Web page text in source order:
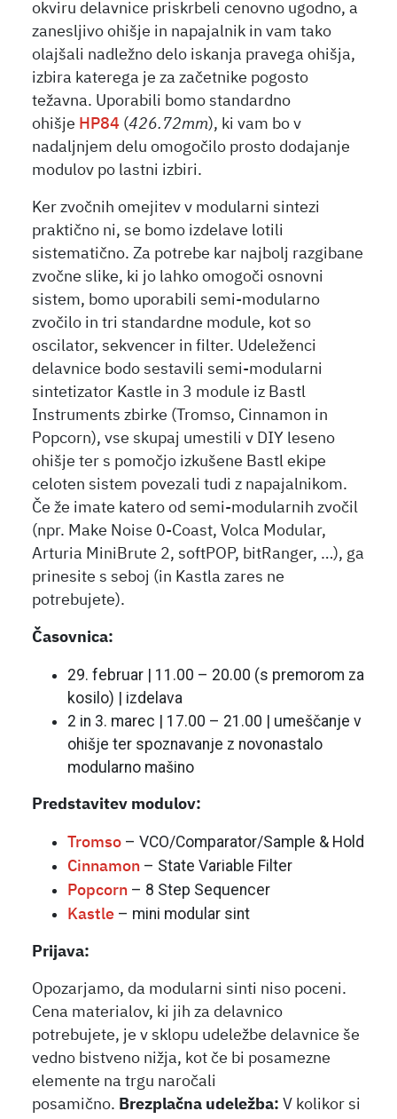
okviru delavnice priskrbeli cenovno ugodno, a
zanesljivo ohišje in napajalnik in vam tako
olajšali nadležno delo iskanja pravega ohišja,
izbira katerega je za začetnike pogosto
težavna. Uporabili bomo standardno
ohišje HP84 (426.72mm), ki vam bo v
nadaljnjem delu omogočilo prosto dodajanje
modulov po lastni izbiri.
Ker zvočnih omejitev v modularni sintezi
praktično ni, se bomo izdelave lotili
sistematično. Za potrebe kar najbolj razgibane
zvočne slike, ki jo lahko omogoči osnovni
sistem, bomo uporabili semi-modularno
zvočilo in tri standardne module, kot so
oscilator, sekvencer in filter. Udeleženci
delavnice bodo sestavili semi-modularni
sintetizator Kastle in 3 module iz Bastl
Instruments zbirke (Tromso, Cinnamon in
Popcorn), vse skupaj umestili v DIY leseno
ohišje ter s pomočjo izkušene Bastl ekipe
celoten sistem povezali tudi z napajalnikom.
Če že imate katero od semi-modularnih zvočil
(npr. Make Noise 0-Coast, Volca Modular,
Arturia MiniBrute 2, softPOP, bitRanger, …), ga
prinesite s seboj (in Kastla zares ne
potrebujete).
Časovnica:
29. februar | 11.00 – 20.00 (s premorom za
kosilo) | izdelava
2 in 3. marec | 17.00 – 21.00 | umeščanje v
ohišje ter spoznavanje z novonastalo
modularno mašino
Predstavitev modulov:
Tromso – VCO/Comparator/Sample & Hold
Cinnamon – State Variable Filter
Popcorn – 8 Step Sequencer
Kastle – mini modular sint
Prijava:
Opozarjamo, da modularni sinti niso poceni.
Cena materialov, ki jih za delavnico
potrebujete, je v sklopu udeležbe delavnice še
vedno bistveno nižja, kot če bi posamezne
elemente na trgu naročali
posamično. Brezplačna udeležba: V kolikor si